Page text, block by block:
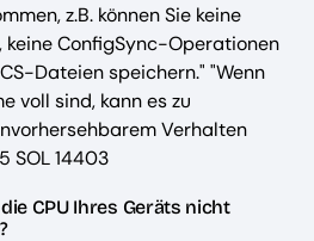
z.B. können Sie keine
ConfigSync-Operationen
Dateien speichern." "Wenn
voll sind, kann es zu
Verhalten
SOL 14403
CPU Ihres Geräts nicht